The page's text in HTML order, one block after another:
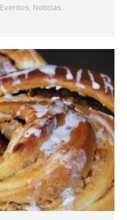
Eventos, Noticias